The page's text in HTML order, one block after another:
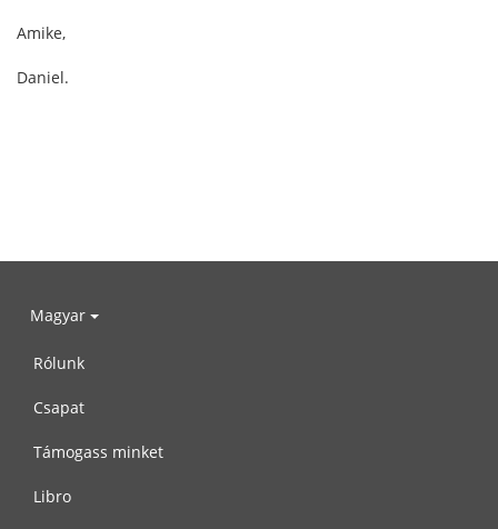
Amike,
Daniel.
Magyar
Rólunk
Csapat
Támogass minket
Libro